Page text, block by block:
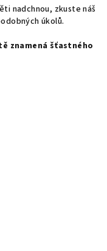
nadchnou, zkuste náš
úkolů.
znamená šťastného